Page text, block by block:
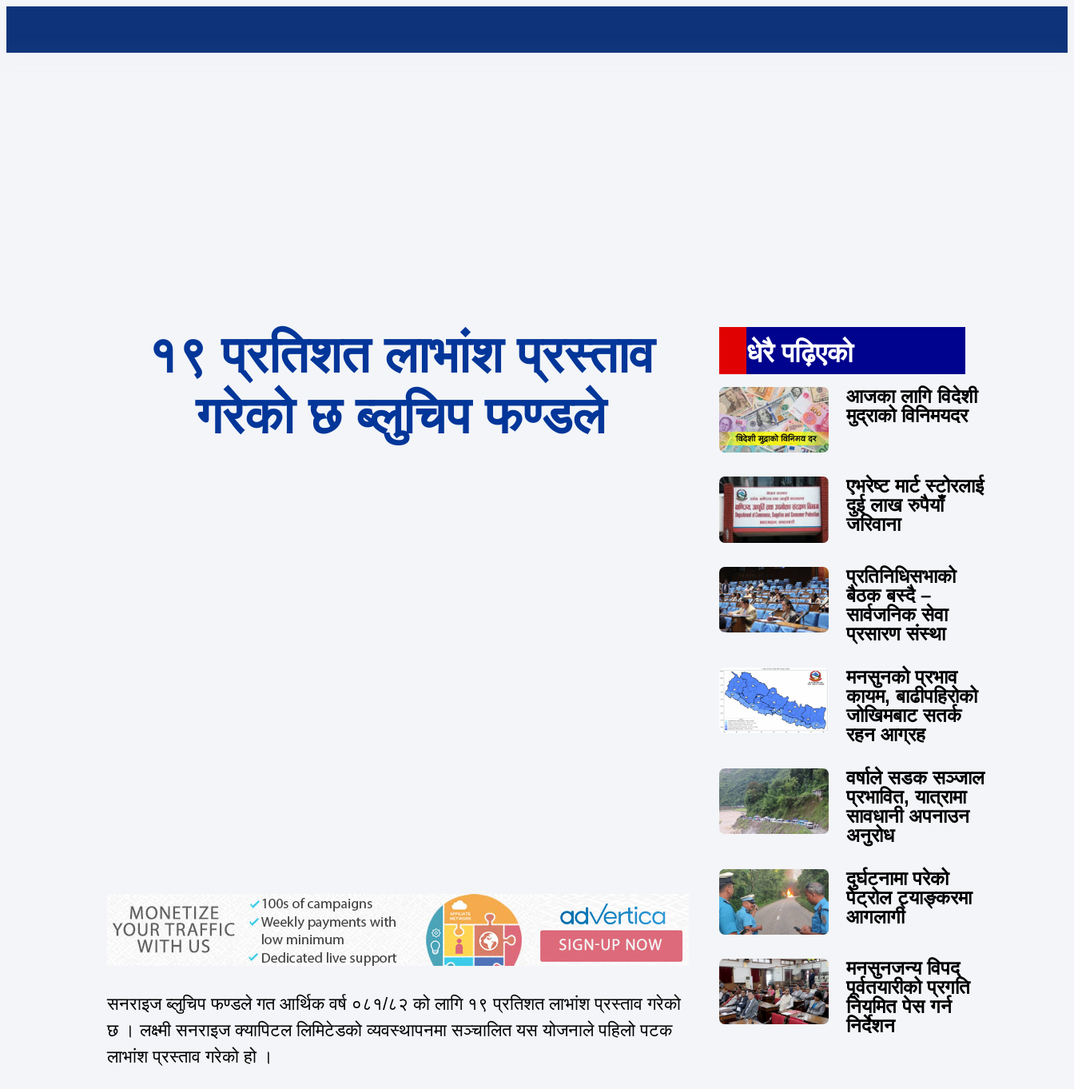
१९ प्रतिशत लाभांश प्रस्ताव
गरेको छ ब्लुचिप फण्डले
सनराइज ब्लुचिप फण्डले गत आर्थिक वर्ष ०८१/८२ को लागि १९ प्रतिशत लाभांश प्रस्ताव गरेको
छ । लक्ष्मी सनराइज क्यापिटल लिमिटेडको व्यवस्थापनमा सञ्चालित यस योजनाले पहिलो पटक
लाभांश प्रस्ताव गरेको हो ।
धेरै पढ़िएको
आजका लागि विदेशी
मुद्राको विनिमयदर
एभरेष्ट मार्ट स्टोरलाई
दुई लाख रुपैयाँ
जरिवाना
प्रतिनिधिसभाको
बैठक बस्दै –
सार्वजनिक सेवा
प्रसारण संस्था
मनसुनको प्रभाव
कायम, बाढीपहिरोको
जोखिमबाट सतर्क
रहन आग्रह
वर्षाले सडक सञ्जाल
प्रभावित, यात्रामा
सावधानी अपनाउन
अनुरोध
दुर्घटनामा परेको
पेट्रोल ट्याङ्करमा
आगलागी
मनसुनजन्य विपद्
पूर्वतयारीको प्रगति
नियमित पेस गर्न
निर्देशन